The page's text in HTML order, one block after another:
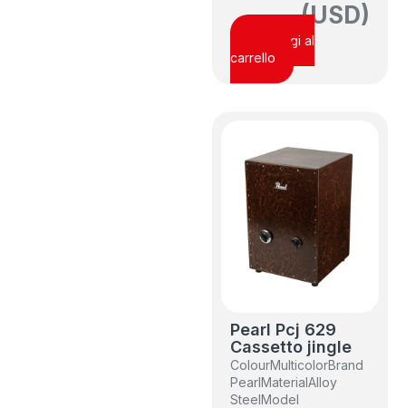
(USD)
Aggiungi al
carrello
Pearl Pcj 629
Cassetto jingle
ColourMulticolorBrand
PearlMaterialAlloy
SteelModel